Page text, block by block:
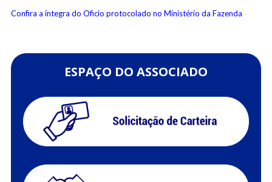
Confira a íntegra do Oficio protocolado no Ministério da Fazenda
ESPAÇO DO ASSOCIADO